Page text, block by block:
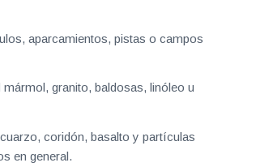
aparcamientos, pistas o campos
granito, baldosas, linóleo u
coridón, basalto y partículas
en general.